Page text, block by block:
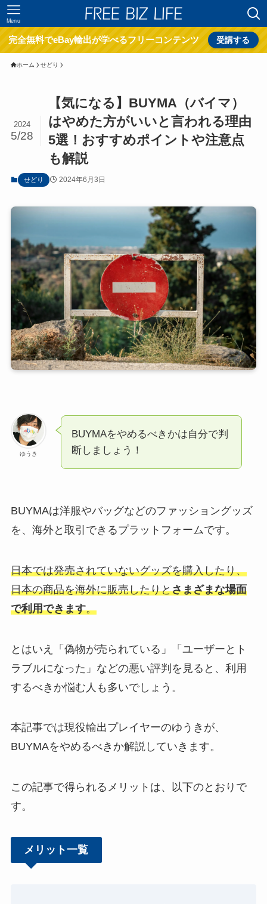
Menu
完全無料でeBay輸出が学べるフリーコンテンツ 受講する
ホーム せどり
【気になる】BUYMA（バイマ）
はやめた方がいいと言われる理由
5選！おすすめポイントや注意点
も解説
2024
5/28
せどり 2024年6月3日
ゆうき
BUYMAをやめるべきかは自分で判
断しましょう！
BUYMAは洋服やバッグなどのファッショングッズ
を、海外と取引できるプラットフォームです。
日本では発売されていないグッズを購入したり、
日本の商品を海外に販売したりとさまざまな場面
で利用できます。
とはいえ「偽物が売られている」「ユーザーとト
ラブルになった」などの悪い評判を見ると、利用
するべきか悩む人も多いでしょう。
本記事では現役輸出プレイヤーのゆうきが、
BUYMAをやめるべきか解説していきます。
この記事で得られるメリットは、以下のとおりで
す。
メリット一覧